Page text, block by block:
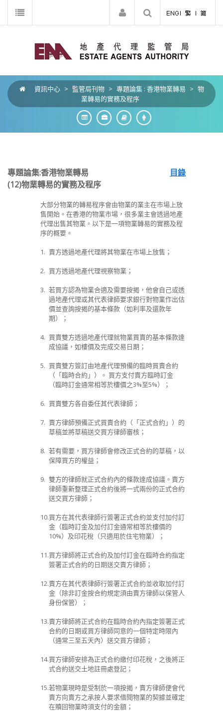
資訊中心 > 監管局刊物 > 專題論集 : 香港物業轉易 > 物
業轉易的實務及程序
專題論集:香港物業轉易
目錄
(12)物業轉易的實務及程序
大部分物業的轉易程序會由物業的業主在市場上放
售開始。在香港的物業市場，很多業主會透過地產
代理出售其物業。以下是一項物業轉易的實務及程
序的概要。
1. 賣方透過地產代理將其物業在市場上放售；
2. 買方透過地產代理視察物業；
3. 若買方認為物業合適及需要按揭，他會自己或透
過地產代理或其代表律師要求銀行對物業作出估
價並查詢按揭的基本條款（如利率及還款年
期）；
4. 買賣雙方透過地產代理就物業買賣的基本條款達
成協議，如樓價及完成交易日期；
5. 買賣雙方簽訂由地產代理預備的臨時買賣合約
（「臨時合約」）。 買方支付賣方臨時訂金
（臨時訂金通常相等於樓價之3%至5%）；
6. 買賣雙方各自委任其代表律師；
7. 賣方律師預備正式買賣合約（「正式合約」）的
草稿並將草稿送交買方律師審核；
8. 若有需要，買方律師會修改正式合約的草稿，以
保障買方的權益；
9. 雙方的律師就正式合約內的條款達成協議。賣方
律師重新整理正式合約後將一式兩份的正式合約
送交買方律師；
10.買方在其代表律師行簽署正式合約並支付加付訂
金（臨時訂金及加付訂金通常相等於樓價的
10%）及印花稅（只適用於住宅物業）；
11.買方律師將正式合約及加付訂金在臨時合約指定
簽署正式合約的日期送交賣方律師；
12.賣方在其代表律師行簽署正式合約並收取加付訂
金（除非訂金按合約規定須由賣方律師以保管人
身份保管）；
13.賣方律師將正式合約在臨時合約內指定簽署正式
合約的日期或買方律師同意的一個特定時限內
（通常三至五天內）送交買方律師；
14.買方律師安排為正式合約繳付印花稅，之後將正
式合約送交土地註冊處登記；
15.若物業現時是受制於一項按揭，賣方律師便會代
賣方向賣方之承按人要求借閱物業的契據並確定
在贖回物業時須支付的金額；